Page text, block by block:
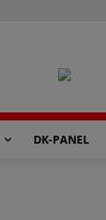
DK-PANEL